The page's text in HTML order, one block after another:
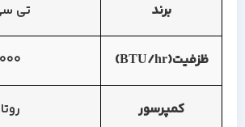
تی سی ال
ظزفیت(BTU/hr) 14000
کمپرسور روتاری